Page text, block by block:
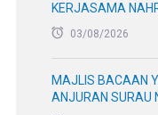
KERJASAMA
03/08/2026
MAJLIS BACAAN
ANJURAN SURAU